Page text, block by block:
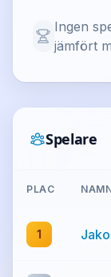
Ingen
jämfört
Spelare
PLAC
1